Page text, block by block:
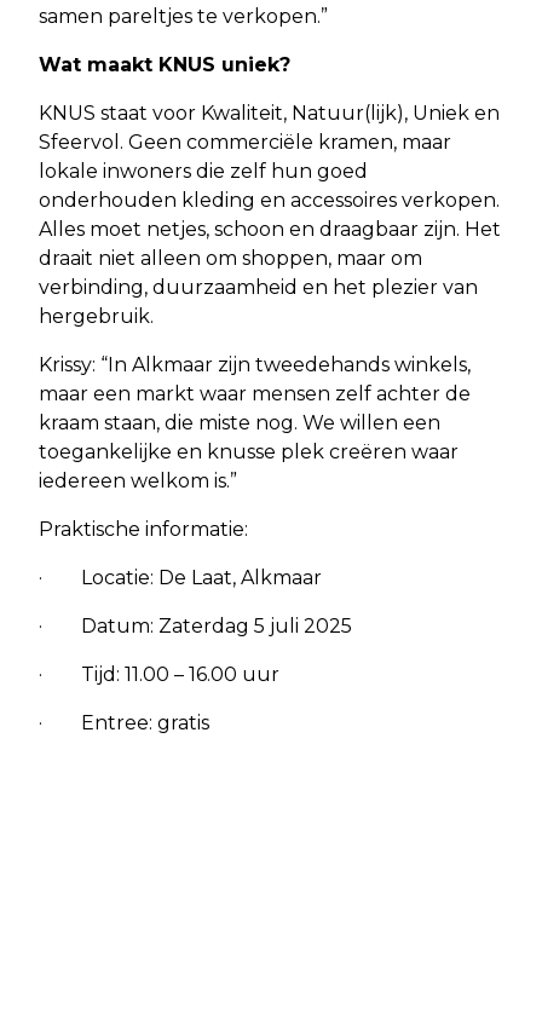
samen pareltjes te verkopen.”
Wat maakt KNUS uniek?
KNUS staat voor Kwaliteit, Natuur(lijk), Uniek en
Sfeervol. Geen commerciële kramen, maar
lokale inwoners die zelf hun goed
onderhouden kleding en accessoires verkopen.
Alles moet netjes, schoon en draagbaar zijn. Het
draait niet alleen om shoppen, maar om
verbinding, duurzaamheid en het plezier van
hergebruik.
Krissy: “In Alkmaar zijn tweedehands winkels,
maar een markt waar mensen zelf achter de
kraam staan, die miste nog. We willen een
toegankelijke en knusse plek creëren waar
iedereen welkom is.”
Praktische informatie:
· Locatie: De Laat, Alkmaar
· Datum: Zaterdag 5 juli 2025
· Tijd: 11.00 – 16.00 uur
· Entree: gratis